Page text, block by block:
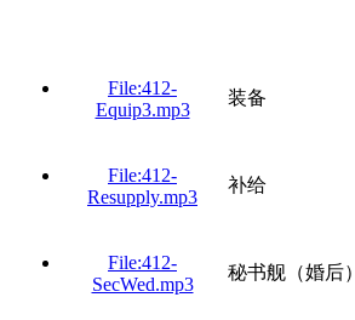
File:412-
Equip3.mp3
装备
File:412-
Resupply.mp3
补给
File:412-
SecWed.mp3
秘书舰（婚后）